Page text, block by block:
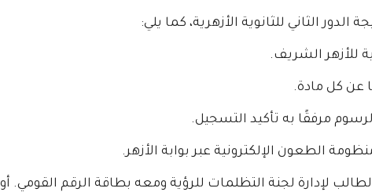
الثاني للثانوية الأزهرية، كما يلي:
للأزهر الشريف.
مرفقًا به تأكيد التسجيل.
الطعون الإلكترونية عبر بوابة الأزهر.
لإدارة لجنة التظلمات للرؤية ومعه بطاقة الرقم القومي. أو